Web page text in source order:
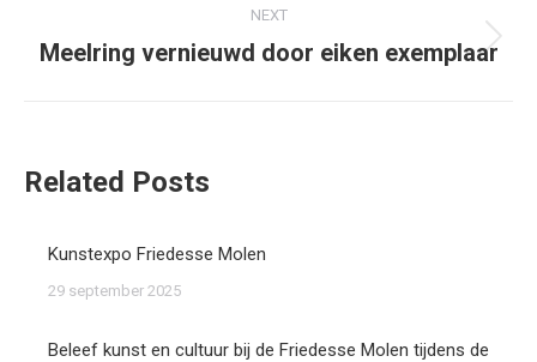
NEXT
Next
Meelring vernieuwd door eiken exemplaar
Related Posts
Kunstexpo Friedesse Molen
29 september 2025
Beleef kunst en cultuur bij de Friedesse Molen tijdens de